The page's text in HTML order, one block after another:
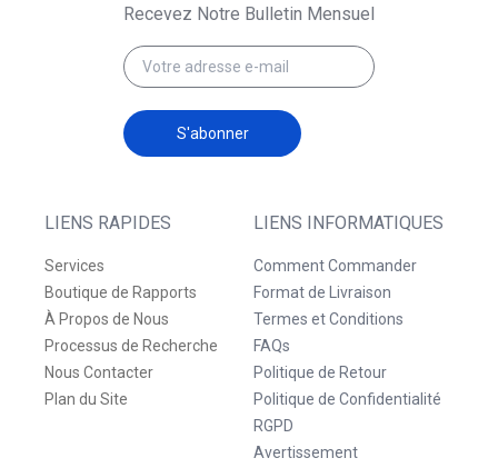
LIENS RAPIDES
Services
Boutique de Rapports
À Propos de Nous
Processus de Recherche
Nous Contacter
Plan du Site
LIENS INFORMATIQUES
Comment Commander
Format de Livraison
Termes et Conditions
FAQs
Politique de Retour
Politique de Confidentialité
RGPD
Avertissement
Recevez Notre Bulletin Mensuel
S'abonner